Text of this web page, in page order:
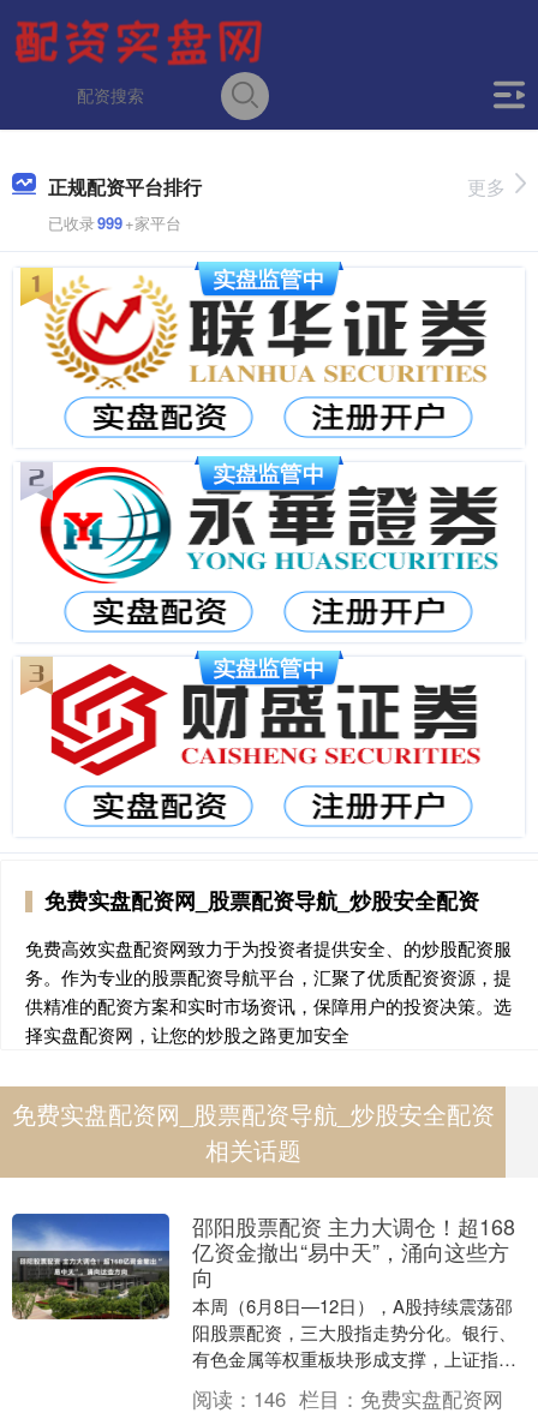
正规配资平台排行
已收录999+家平台
更多
免费实盘配资网_股票配资导航_炒股安全配资
免费高效实盘配资网致力于为投资者提供安全、的炒股配资服
务。作为专业的股票配资导航平台，汇聚了优质配资资源，提
供精准的配资方案和实时市场资讯，保障用户的投资决策。选
择实盘配资网，让您的炒股之路更加安全
免费实盘配资网_股票配资导航_炒股安全配资
相关话题
邵阳股票配资 主力大调仓！超168
亿资金撤出“易中天”，涌向这些方
向
本周（6月8日—12日），A股持续震荡邵
阳股票配资，三大股指走势分化。银行、
有色金属等权重板块形成支撑，上证指数
走势相对坚挺；深证成指、创业板指受科
技成长股回调....
阅读： 146 栏目： 免费实盘配资网